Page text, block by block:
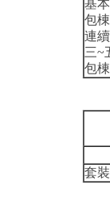
基
包
連
三~
包
套